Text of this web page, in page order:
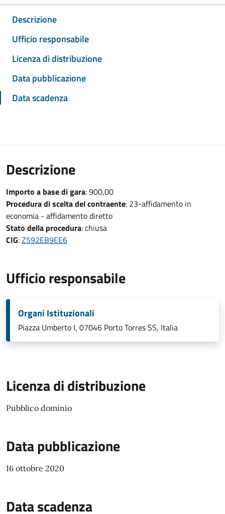
Descrizione
Ufficio responsabile
Licenza di distribuzione
Data pubblicazione
Data scadenza
Descrizione
Importo a base di gara: 900,00
Procedura di scelta del contraente: 23-affidamento in
economia - affidamento diretto
Stato della procedura: chiusa
CIG:Z592EB9EE6
Ufficio responsabile
Organi Istituzionali
Piazza Umberto I, 07046 Porto Torres SS, Italia
Licenza di distribuzione
Pubblico dominio
Data pubblicazione
16 ottobre 2020
Data scadenza